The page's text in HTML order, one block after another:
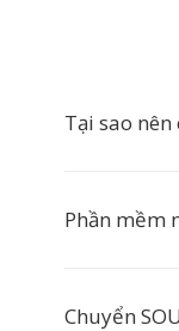
Tại sao nên
Phần mềm
Chuyển